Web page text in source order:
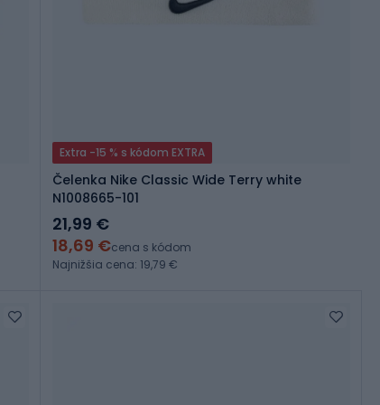
Extra -15 % s kódom EXTRA
Čelenka Nike Classic Wide Terry white
N1008665-101
21,99 €
18,69 €cena s kódom
Najnižšia cena: 19,79 €